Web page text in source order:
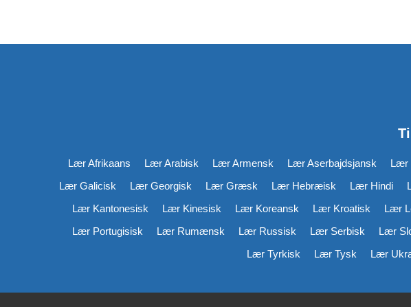
Lær Afrikaans Lær Arabisk Lær Armensk Lær Aserbajdsjansk Lær
Lær Galicisk
Lær Georgisk Lær Græsk Lær Hebræisk Lær Hindi
Lær Kantonesisk
Lær Kinesisk Lær Koreansk Lær Kroatisk Lær
Lær Portugisisk
Lær Rumænsk Lær Russisk Lær Serbisk Lær
Lær Tyrkisk
Lær Tysk Lær